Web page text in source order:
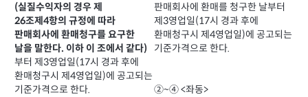
(실질수익자의 경우 제
26조제4항의 규정에 따라
판매회사에 환매청구를 요구한
날을 말한다. 이하 이 조에서 같다)
부터 제3영업일(17시 경과 후에
환매청구시 제4영업일)에 공고되는
기준가격으로 한다.
판매회사에 환매를 청구한 날부터
제3영업일(17시 경과 후에
환매청구시 제4영업일)에 공고되는
기준가격으로 한다.
②~④ <좌동>